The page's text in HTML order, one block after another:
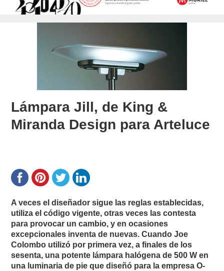
Lámpara Jill, de King &
Miranda Design para Arteluce
A veces el diseñador sigue las reglas establecidas,
utiliza el código vigente, otras veces las contesta
para provocar un cambio, y en ocasiones
excepcionales inventa de nuevas. Cuando Joe
Colombo utilizó por primera vez, a finales de los
sesenta, una potente lámpara halógena de 500 W en
una luminaria de pie que diseñó para la empresa O-